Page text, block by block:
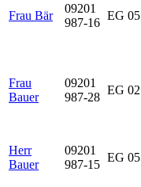
Frau Bär
09201
987-16
EG 05
Frau
Bauer
09201
987-28
EG 02
Herr
Bauer
09201
987-15
EG 05